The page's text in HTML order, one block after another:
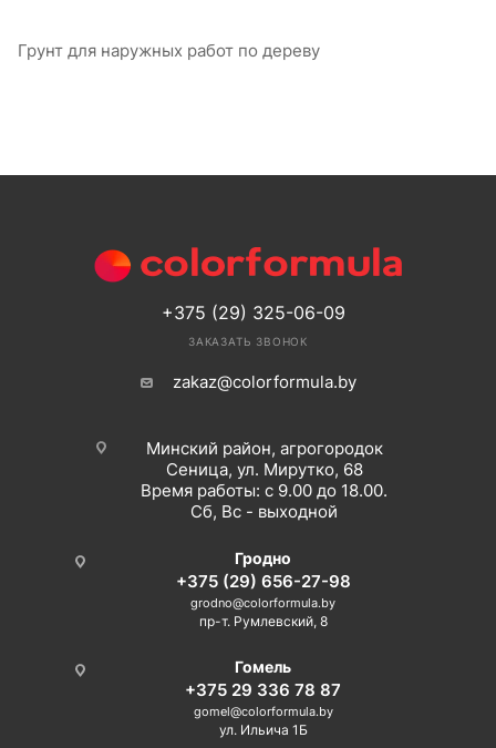
Грунт для наружных работ по дереву
+375 (29) 325-06-09
ЗАКАЗАТЬ ЗВОНОК
zakaz@colorformula.by
Минский район, агрогородок
Сеница, ул. Мирутко, 68
Время работы: с 9.00 до 18.00.
Сб, Вс - выходной
Гродно
+375 (29) 656-27-98
grodno@colorformula.by
пр-т. Румлевский, 8
Гомель
+375 29 336 78 87
gomel@colorformula.by
ул. Ильича 1Б